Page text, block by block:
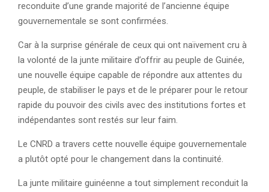
reconduite d’une grande majorité de l’ancienne équipe
gouvernementale se sont confirmées.
Car à la surprise générale de ceux qui ont naïvement cru à
la volonté de la junte militaire d’offrir au peuple de Guinée,
une nouvelle équipe capable de répondre aux attentes du
peuple, de stabiliser le pays et de le préparer pour le retour
rapide du pouvoir des civils avec des institutions fortes et
indépendantes sont restés sur leur faim.
Le CNRD a travers cette nouvelle équipe gouvernementale
a plutôt opté pour le changement dans la continuité.
La junte militaire guinéenne a tout simplement reconduit la